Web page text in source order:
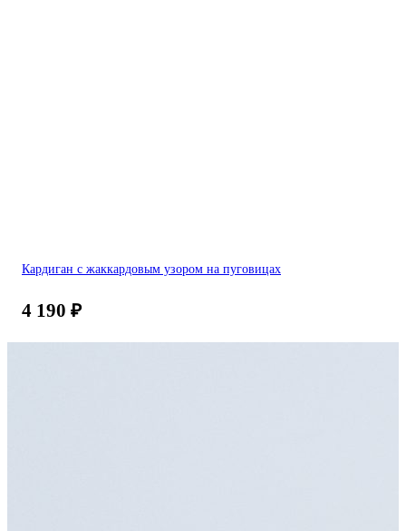
Кардиган с жаккардовым узором на пуговицах
4 190 ₽